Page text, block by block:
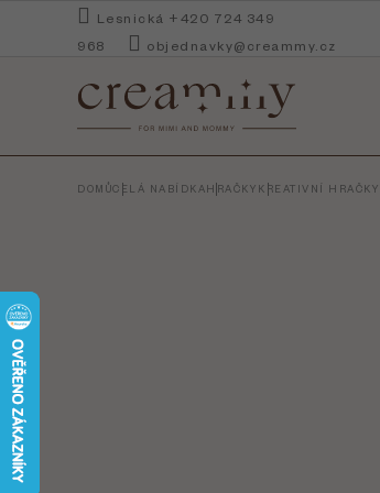
Lesnická +420 724 349
968
objednavky@creammy.cz
DOMŮCELÁ NABÍDKAHRAČKY KREATIVNÍ HRAČKY